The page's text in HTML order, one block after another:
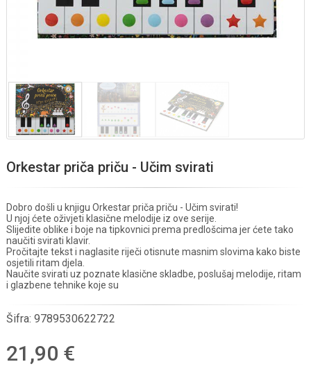
Orkestar priča priču - Učim svirati
Dobro došli u knjigu Orkestar priča priču - Učim svirati!
U njoj ćete oživjeti klasične melodije iz ove serije.
Slijedite oblike i boje na tipkovnici prema predlošcima jer ćete tako
naučiti svirati klavir.
Pročitajte tekst i naglasite riječi otisnute masnim slovima kako biste
osjetili ritam djela.
Naučite svirati uz poznate klasične skladbe, poslušaj melodije, ritam
i glazbene tehnike koje su
Šifra: 9789530622722
21,90 €